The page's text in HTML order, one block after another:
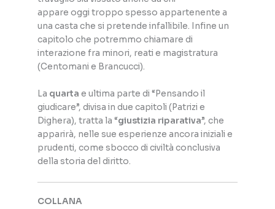
appare oggi troppo spesso appartenente a
una casta che si pretende infallibile. Infine un
capitolo che potremmo chiamare di
interazione fra minori, reati e magistratura
(Centomani e Brancucci).
La quarta e ultima parte di “Pensando il
giudicare”, divisa in due capitoli (Patrizi e
Dighera), tratta la “giustizia riparativa”, che
apparirà, nelle sue esperienze ancora iniziali e
prudenti, come sbocco di civiltà conclusiva
della storia del diritto.
COLLANA